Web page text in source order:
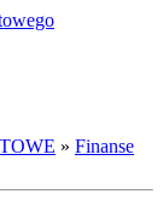
» Finanse